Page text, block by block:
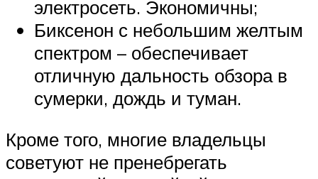
электросеть. Экономичны;
Биксенон с небольшим желтым
спектром – обеспечивает
отличную дальность обзора в
сумерки, дождь и туман.
Кроме того, многие владельцы
советуют не пренебрегать